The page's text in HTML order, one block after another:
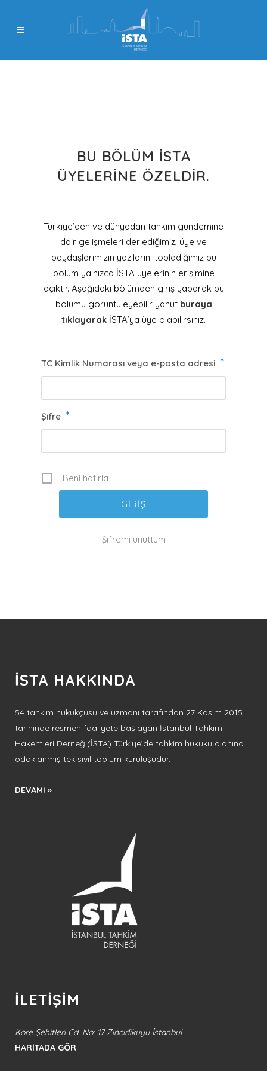
BU BÖLÜM İSTA
ÜYELERINE ÖZELDIR.
Türkiye’den ve dünyadan tahkim gündemine
dair gelişmeleri derlediğimiz, üye ve
paydaşlarımızın yazılarını topladığımız bu
bölüm yalnızca İSTA üyelerinin erişimine
açıktır. Aşağıdaki bölümden giriş yaparak bu
bölümü görüntüleyebilir yahut buraya
tıklayarak İSTA’ya üye olabilirsiniz.
TC Kimlik Numarası veya e-posta adresi *
Şifre *
Beni hatırla
Şifremi unuttum
İSTA HAKKINDA
54 tahkim hukukçusu ve uzmanı tarafından 27 Kasım 2015
tarihinde resmen faaliyete başlayan İstanbul Tahkim
Hakemleri Derneği(İSTA) Türkiye’de tahkim hukuku alanına
odaklanmış tek sivil toplum kuruluşudur.
DEVAMI »
İLETİŞİM
Kore Şehitleri Cd. No: 17 Zincirlikuyu İstanbul
HARİTADA GÖR